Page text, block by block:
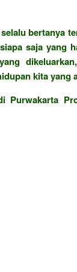
bertanya
saja yang
kita yang
Purwakarta